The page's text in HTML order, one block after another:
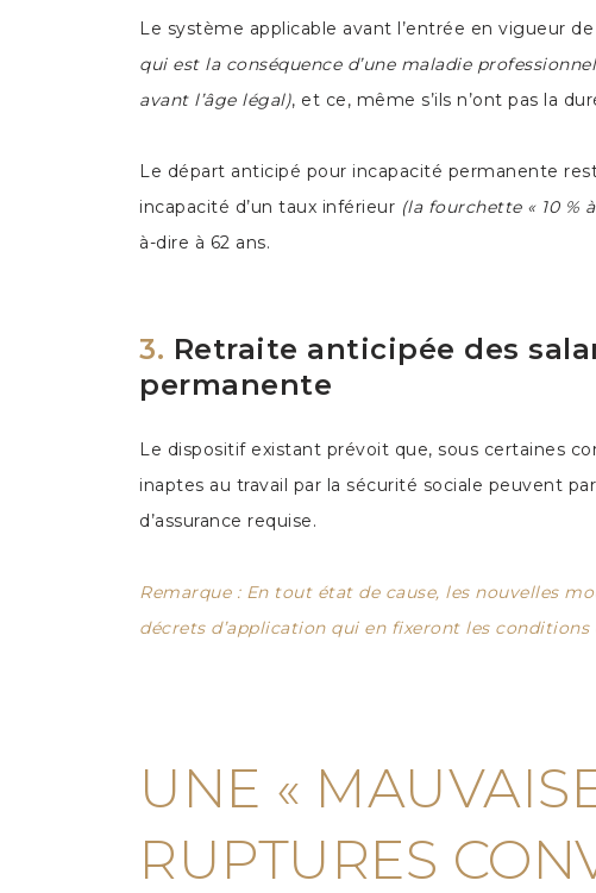
Le système applicable avant l’entrée en vigueur
qui est la conséquence d’une maladie
avant l’âge légal), et ce, même s’ils n’ont pas la
Le départ anticipé pour incapacité permanente
incapacité d’un taux inférieur (la fourchette « 10 %
à-dire à 62 ans.
3. Retraite anticipée des
permanente
Le dispositif existant prévoit que, sous certaines
inaptes au travail par la sécurité sociale peuvent
d’assurance requise.
Remarque : En tout état de cause, les nouvelles
décrets d’application qui en fixeront les
UNE «
RUPTURES